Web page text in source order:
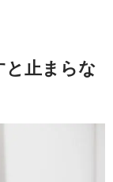
と止まらな